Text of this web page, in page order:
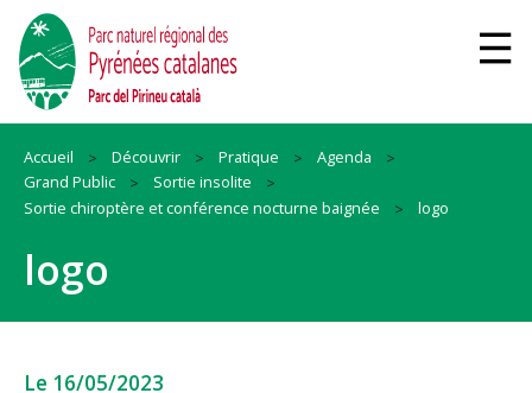
Accueil Découvrir Pratique
Agenda
Grand Public
Sortie insolite
Sortie chiroptère et conférence nocturne baignée
logo
logo
Le 16/05/2023